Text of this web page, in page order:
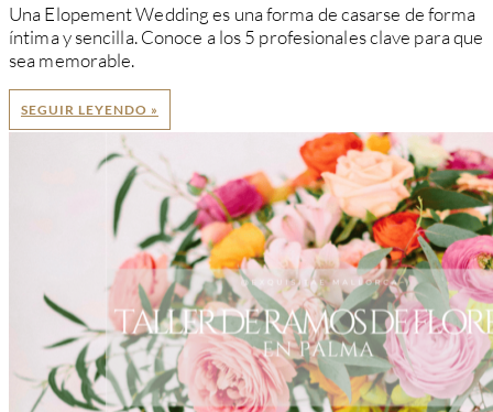
Una Elopement Wedding es una forma de casarse de forma
íntima y sencilla. Conoce a los 5 profesionales clave para que
sea memorable.
SEGUIR LEYENDO »